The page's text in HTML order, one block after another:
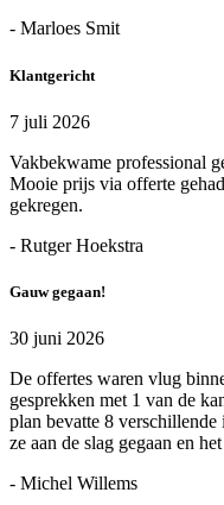
- Marloes Smit
Klantgericht
7 juli 2026
Vakbekwame professional
Mooie prijs via offerte
gekregen.
- Rutger Hoekstra
Gauw gegaan!
30 juni 2026
De offertes waren vlug
gesprekken met 1 van de
plan bevatte 8
ze aan de slag gegaan en
- Michel Willems